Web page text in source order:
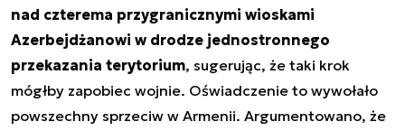
nad czterema przygranicznymi wioskami
Azerbejdżanowi w drodze jednostronnego
przekazania terytorium, sugerując, że taki krok
mógłby zapobiec wojnie. Oświadczenie to wywołało
powszechny sprzeciw w Armenii. Argumentowano, że